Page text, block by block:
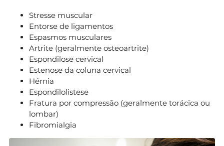
Stresse muscular
Entorse de ligamentos
Espasmos musculares
Artrite (geralmente osteoartrite)
Espondilose cervical
Estenose da coluna cervical
Hérnia
Espondilolistese
Fratura por compressão (geralmente torácica ou
lombar)
Fibromialgia